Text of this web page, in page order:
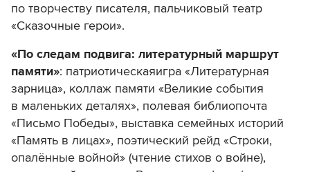
по творчеству писателя, пальчиковый театр
«Сказочные герои».
«По следам подвига: литературный маршрут
памяти»: патриотическаяигра «Литературная
зарница», коллаж памяти «Великие события
в маленьких деталях», полевая библиопочта
«Письмо Победы», выставка семейных историй
«Память в лицах», поэтический рейд «Строки,
опалённые войной» (чтение стихов о войне),